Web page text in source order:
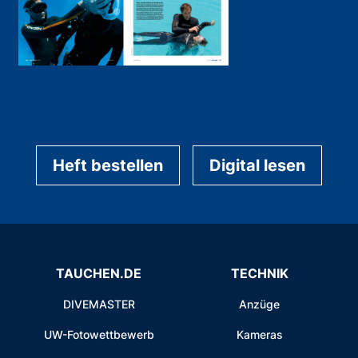
Heft bestellen Digital lesen
TAUCHEN.DE
DIVEMASTER
UW-Fotowettbewerb
TECHNIK
Anzüge
Kameras